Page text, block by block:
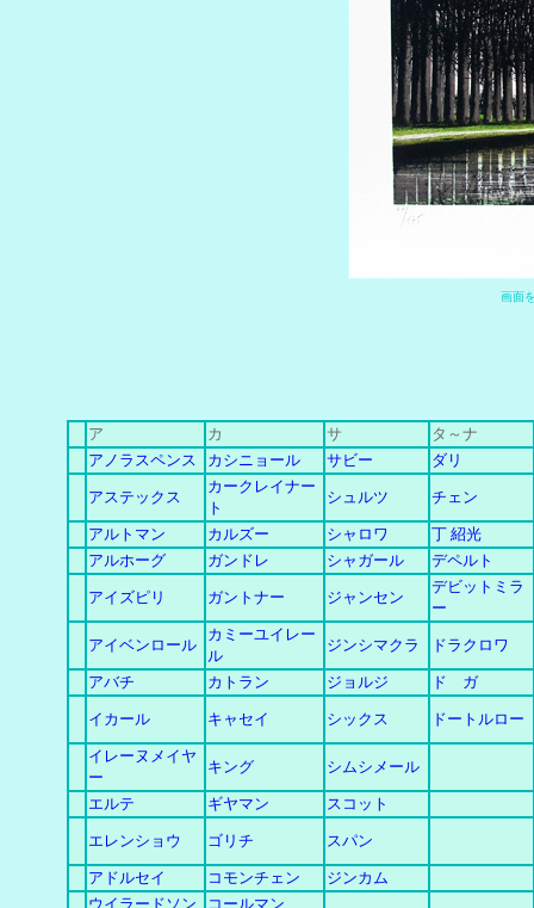
画面
ア カ サ
タ～ナ
アノラスペンス
カシニョール サビー ダリ
アステックス
カークレイナー
ト
シュルツ チェン
アルトマン カルズー シャロワ
丁 紹光
アルホーグ
ガンドレ シャガール デペルト
アイズピリ ガントナー ジャンセン
デビットミラ
ー
アイベンロール
カミーユイレー
ル
ジンシマクラ ドラクロワ
アバチ カトラン ジョルジ ド ガ
イカール キャセイ シックス ドートルロー
イレーヌメイヤ
ー
キング シムシメール
エルテ ギヤマン スコット
エレンショウ ゴリチ スパン
アドルセイ コモンチェン
ジンカム
ウイラードソン
コールマン